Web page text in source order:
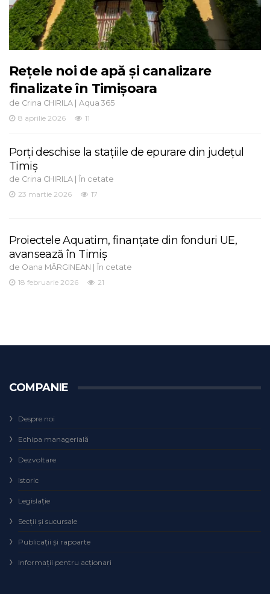
Rețele noi de apă și canalizare
finalizate în Timișoara
de Crina CHIRILA | Aqua 365
8 aprilie 2026
11
Porți deschise la stațiile de epurare din județul
Timiș
de Crina CHIRILA | În cetate
23 martie 2026
17
Proiectele Aquatim, finanțate din fonduri UE,
avansează în Timiș
de Oana MĂRGINEAN | În cetate
18 februarie 2026
21
COMPANIE
Despre noi
Echipa managerială
Dezvoltare
Istoric
Legislaţie
Secţii şi sucursale
Publicații și rapoarte
Informații pentru acționari